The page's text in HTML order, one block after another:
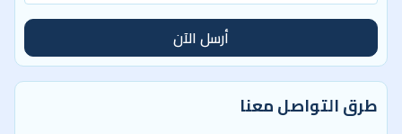
أرسل الآن
طرق التواصل معنا